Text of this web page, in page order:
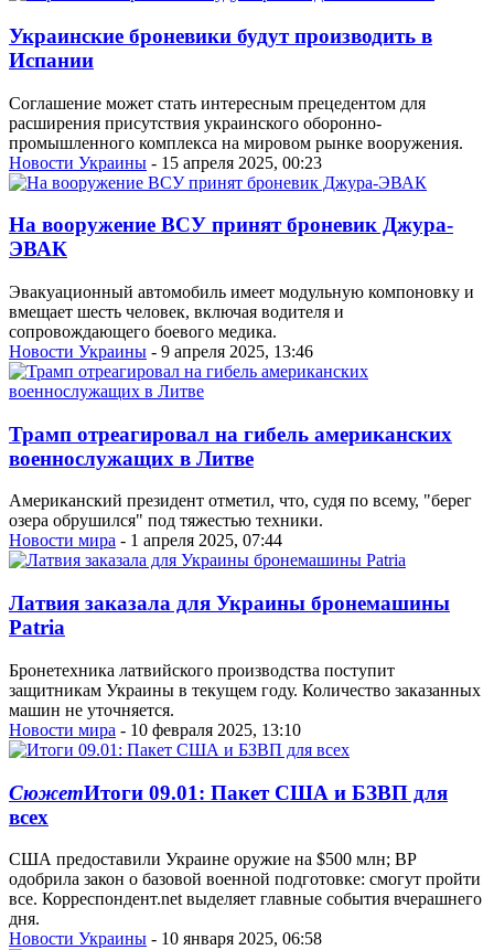
Украинские броневики будут производить в
Испании
Соглашение может стать интересным прецедентом для
расширения присутствия украинского оборонно-
промышленного комплекса на мировом рынке вооружения.
Новости Украины - 15 апреля 2025, 00:23
На вооружение ВСУ принят броневик Джура-
ЭВАК
Эвакуационный автомобиль имеет модульную компоновку и
вмещает шесть человек, включая водителя и
сопровождающего боевого медика.
Новости Украины - 9 апреля 2025, 13:46
Трамп отреагировал на гибель американских
военнослужащих в Литве
Американский президент отметил, что, судя по всему, "берег
озера обрушился" под тяжестью техники.
Новости мира - 1 апреля 2025, 07:44
Латвия заказала для Украины бронемашины
Patria
Бронетехника латвийского производства поступит
защитникам Украины в текущем году. Количество заказанных
машин не уточняется.
Новости мира - 10 февраля 2025, 13:10
СюжетИтоги 09.01: Пакет США и БЗВП для
всех
США предоставили Украине оружие на $500 млн; ВР
одобрила закон о базовой военной подготовке: смогут пройти
все. Корреспондент.net выделяет главные события вчерашнего
дня.
Новости Украины - 10 января 2025, 06:58